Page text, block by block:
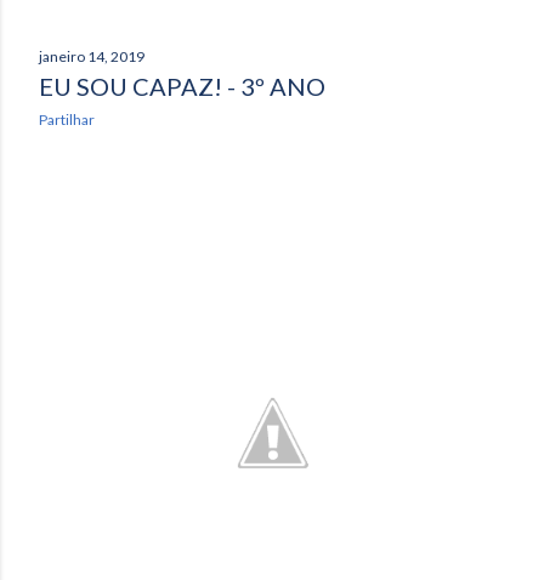
janeiro 14, 2019
EU SOU CAPAZ! - 3º ANO
Partilhar